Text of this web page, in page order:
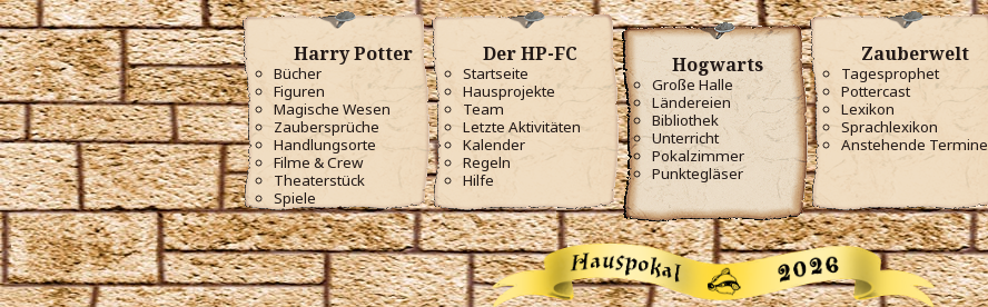
Harry Potter
Bücher
Figuren
Magische Wesen
Zaubersprüche
Handlungsorte
Filme & Crew
Theaterstück
Spiele
Der HP-FC
Startseite
Hausprojekte
Team
Letzte Aktivitäten
Kalender
Regeln
Hilfe
Hogwarts
Große Halle
Ländereien
Bibliothek
Unterricht
Pokalzimmer
Punktegläser
Zauberwelt
Tagesprophet
Pottercast
Lexikon
Sprachlexikon
Anstehende Termine